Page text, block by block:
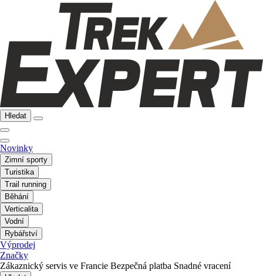
Hledat
Novinky
Zimní sporty
Turistika
Trail running
Běhání
Verticalita
Vodní
Rybářství
Výprodej
Značky
Zákaznický servis ve Francie Bezpečná platba Snadné vracení